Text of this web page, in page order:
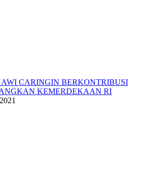
CARINGIN BERKONTRIBUSI
KEMERDEKAAN RI